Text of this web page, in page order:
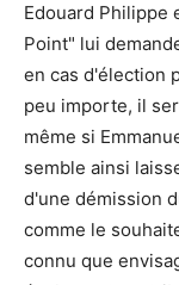
Edouard Philippe
Point" lui
en cas d'élection
peu importe, il
même si
semble ainsi
d'une démission
comme le
connu que